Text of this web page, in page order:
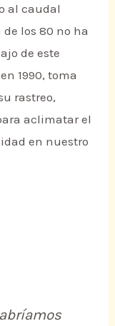
al caudal
los 80 no ha
de este
1990, toma
rastreo,
aclimatar el
en nuestro